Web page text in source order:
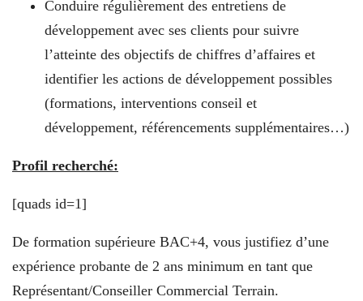
Conduire régulièrement des entretiens de
développement avec ses clients pour suivre
l’atteinte des objectifs de chiffres d’affaires et
identifier les actions de développement possibles
(formations, interventions conseil et
développement, référencements supplémentaires…)
Profil recherché:
[quads id=1]
De formation supérieure BAC+4, vous justifiez d’une
expérience probante de 2 ans minimum en tant que
Représentant/Conseiller Commercial Terrain.